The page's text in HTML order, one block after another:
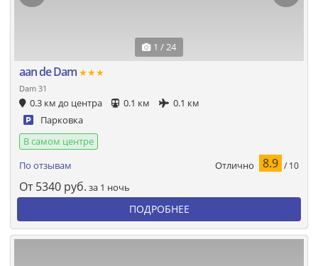
1 / 24
aan de Dam ★★★
Dam 31
0.3 км до центра 0.1 км
0.1 км
Парковка
В самом центре
По отзывам
Отлично 8.9 / 10
От 5340 руб. за 1 ночь
ПОДРОБНЕЕ